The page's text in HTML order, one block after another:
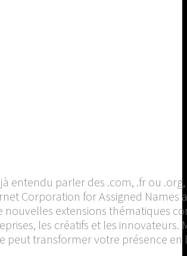
entendu parler des .com, .fr ou
Corporation for Assigned Names
nouvelles extensions thématiques
les créatifs et les
peut transformer votre présence en